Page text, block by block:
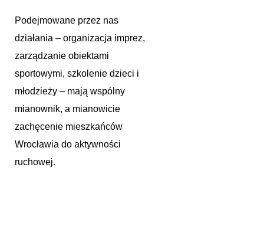
Podejmowane przez nas
działania – organizacja imprez,
zarządzanie obiektami
sportowymi, szkolenie dzieci i
młodzieży – mają wspólny
mianownik, a mianowicie
zachęcenie mieszkańców
Wrocławia do aktywności
ruchowej.